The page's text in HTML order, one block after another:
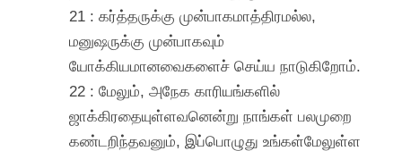
21 : கர்த்தருக்கு முன்பாகமாத்திரமல்ல,
மனுஷருக்கு முன்பாகவும்
யோக்கியமானவைகளைச் செய்ய நாடுகிறோம்.
22 : மேலும், அநேக காரியங்களில்
ஜாக்கிரதையுள்ளவனென்று நாங்கள் பலமுறை
கண்டறிந்தவனும், இப்பொழுது உங்கள்மேலுள்ள